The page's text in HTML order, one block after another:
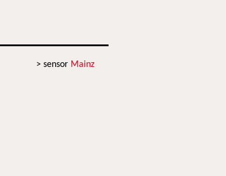
> sensor Mainz